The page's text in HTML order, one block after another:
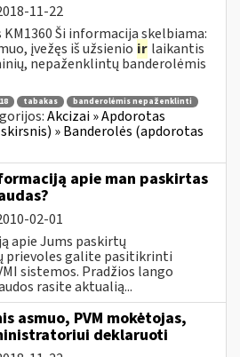
11-22
Ši informacija skelbiama:
įvežęs iš užsienio ir laikantis
nepaženklintų banderolėmis
tabakas banderolėmis nepaženklinti
Akcizai » Apdorotas
» Banderolės (apdorotas
apie man paskirtas
02-01
apie Jums paskirtų
prievoles galite pasitikrinti
sistemos. Pradžios lango
rasite aktualią...
asmuo, PVM mokėtojas,
deklaruoti